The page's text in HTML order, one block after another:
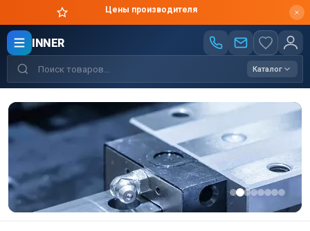
Цены производителя
INNER
Каталог